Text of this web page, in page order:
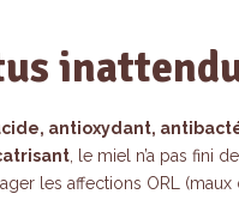
antioxydant,
, le miel n’a pas fini
les affections ORL (maux